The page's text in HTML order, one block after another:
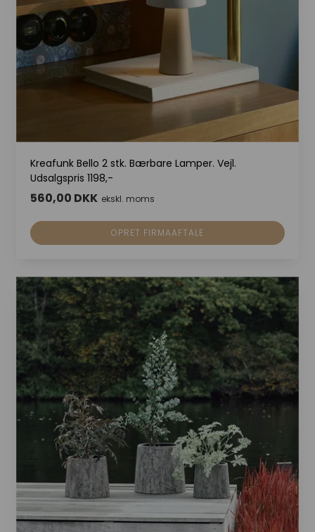
Kreafunk Bello 2 stk. Bærbare Lamper. Vejl.
Udsalgspris 1198,-
560,00 DKK ekskl. moms
OPRET FIRMAAFTALE